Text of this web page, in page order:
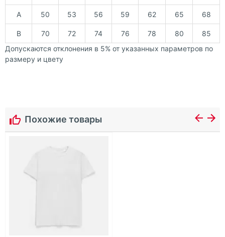
A 50 53 56 59 62 65 68
B 70 72 74 76 78 80
85
Допускаются отклонения в 5% от указанных параметров по
размеру и цвету
Похожие товары